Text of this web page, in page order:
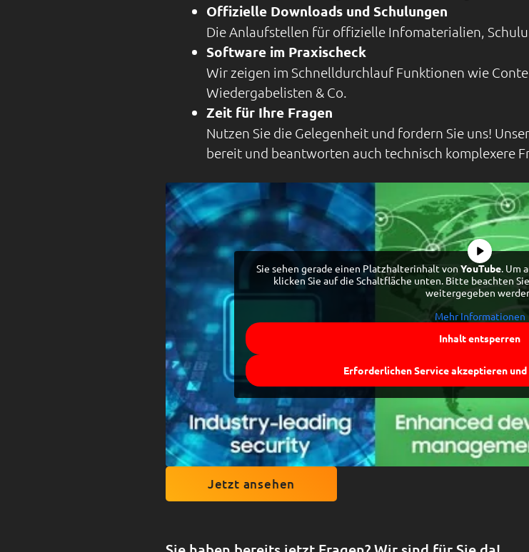
Offizielle Downloads und Schulungen
Die Anlaufstellen für offizielle Infomaterialien,
Software im Praxischeck
Wir zeigen im Schnelldurchlauf Funktionen wie
Wiedergabelisten & Co.
Zeit für Ihre Fragen
Nutzen Sie die Gelegenheit und fordern Sie uns!
bereit und beantworten auch technisch komplexere
Sie sehen gerade einen Platzhalterinhalt von YouTube. Um
klicken Sie auf die Schaltfläche unten. Bitte beachten
weitergegeben
Mehr Informationen
Inhalt entsperren
Erforderlichen Service akzeptieren
Jetzt ansehen